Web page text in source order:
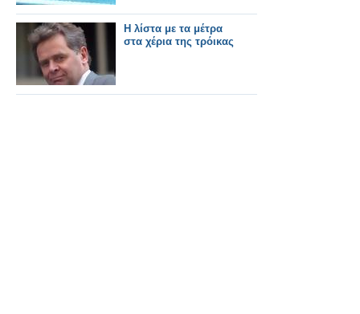
Η λίστα με τα μέτρα
στα χέρια της τρόικας